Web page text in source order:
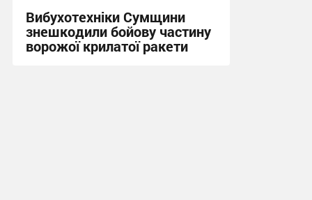
Вибухотехніки Сумщини
знешкодили бойову частину
ворожої крилатої ракети